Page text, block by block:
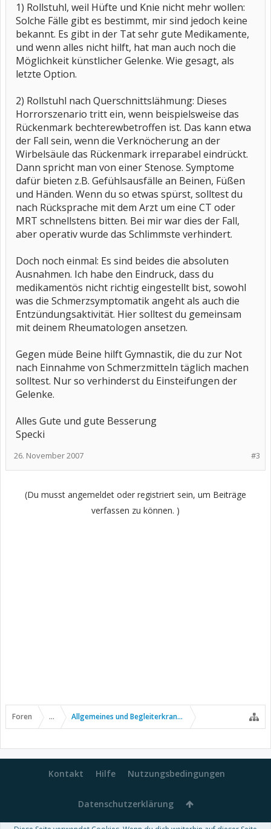
1) Rollstuhl, weil Hüfte und Knie nicht mehr wollen:
Solche Fälle gibt es bestimmt, mir sind jedoch keine
bekannt. Es gibt in der Tat sehr gute Medikamente,
und wenn alles nicht hilft, hat man auch noch die
Möglichkeit künstlicher Gelenke. Wie gesagt, als
letzte Option.
2) Rollstuhl nach Querschnittslähmung: Dieses
Horrorszenario tritt ein, wenn beispielsweise das
Rückenmark bechterewbetroffen ist. Das kann etwa
der Fall sein, wenn die Verknöcherung an der
Wirbelsäule das Rückenmark irreparabel eindrückt.
Dann spricht man von einer Stenose. Symptome
dafür bieten z.B. Gefühlsausfälle an Beinen, Füßen
und Händen. Wenn du so etwas spürst, solltest du
nach Rücksprache mit dem Arzt um eine CT oder
MRT schnellstens bitten. Bei mir war dies der Fall,
aber operativ wurde das Schlimmste verhindert.
Doch noch einmal: Es sind beides die absoluten
Ausnahmen. Ich habe den Eindruck, dass du
medikamentös nicht richtig eingestellt bist, sowohl
was die Schmerzsymptomatik angeht als auch die
Entzündungsaktivität. Hier solltest du gemeinsam
mit deinem Rheumatologen ansetzen.
Gegen müde Beine hilft Gymnastik, die du zur Not
nach Einnahme von Schmerzmitteln täglich machen
solltest. Nur so verhinderst du Einsteifungen der
Gelenke.
Alles Gute und gute Besserung
Specki
#3
26. November 2007
(Du musst angemeldet oder registriert sein, um Beiträge
verfassen zu können. )
Foren ... Allgemeines und Begleiterkrankungen
Kontakt Hilfe Nutzungsbedingungen
Datenschutzerklärung